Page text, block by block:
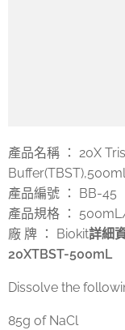
產品名稱 ： 20X
Buffer(TBST),500ml
產品編號 ： BB-45
產品規格 ：
廠 牌 ： Biokit詳細
20XTBST-500mL
Dissolve the
85g of NaCl